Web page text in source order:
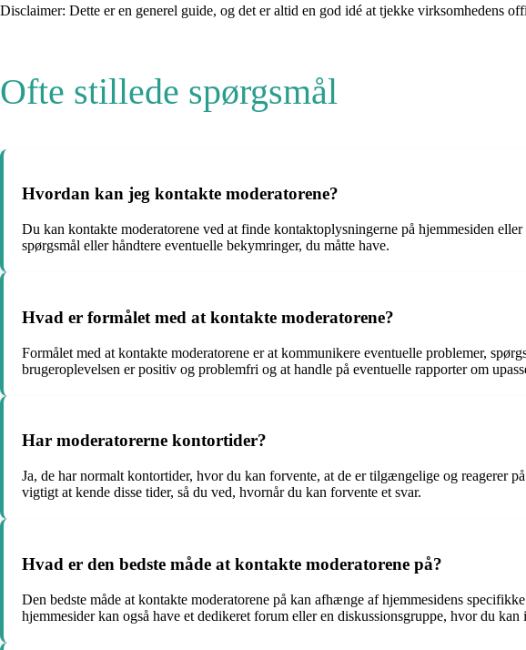
Disclaimer: Dette er en generel guide, og det er altid en god idé at tjekke virksomhedens
Ofte stillede spørgsmål
Hvordan kan jeg kontakte moderatorene?
Du kan kontakte moderatorene ved at finde kontaktoplysningerne på hjemmesiden
spørgsmål eller håndtere eventuelle bekymringer, du måtte have.
Hvad er formålet med at kontakte moderatorene?
Formålet med at kontakte moderatorene er at kommunikere eventuelle problemer,
brugeroplevelsen er positiv og problemfri og at handle på eventuelle rapporter om
Har moderatorerne kontortider?
Ja, de har normalt kontortider, hvor du kan forvente, at de er tilgængelige og reagerer
vigtigt at kende disse tider, så du ved, hvornår du kan forvente et svar.
Hvad er den bedste måde at kontakte moderatorene på?
Den bedste måde at kontakte moderatorene på kan afhænge af hjemmesidens
hjemmesider kan også have et dedikeret forum eller en diskussionsgruppe, hvor du